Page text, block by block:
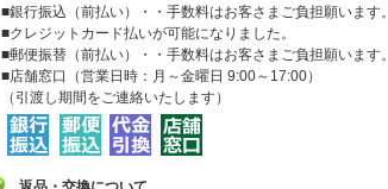
■銀行振込（前払い）・・手数料はお客さまご負担願います。
■クレジットカード払いが可能になりました。
■郵便振替（前払い）・・手数料はお客さまご負担願います。
■店舗窓口（営業日時：月～金曜日 9:00～17:00）
（引渡し期間をご連絡いたします）